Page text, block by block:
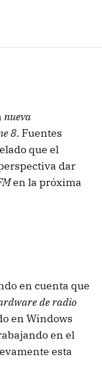
nueva
8. Fuentes
que el
dar
en la próxima
en cuenta que
de radio
en Windows
en el
esta